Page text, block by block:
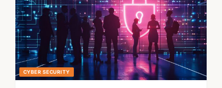
CYBER SECURITY